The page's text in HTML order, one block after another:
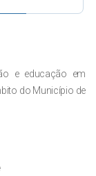
e educação em
do Município de